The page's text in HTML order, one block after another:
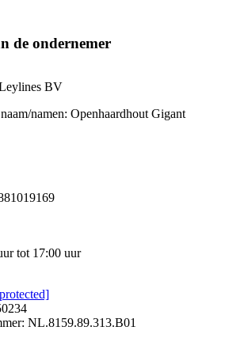
de ondernemer
BV
namen: Openhaardhout Gigant
tot 17:00 uur
NL.8159.89.313.B01